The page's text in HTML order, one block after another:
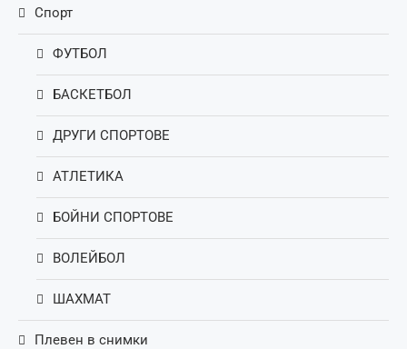
Спорт
ФУТБОЛ
БАСКЕТБОЛ
ДРУГИ СПОРТОВЕ
АТЛЕТИКА
БОЙНИ СПОРТОВЕ
ВОЛЕЙБОЛ
ШАХМАТ
Плевен в снимки